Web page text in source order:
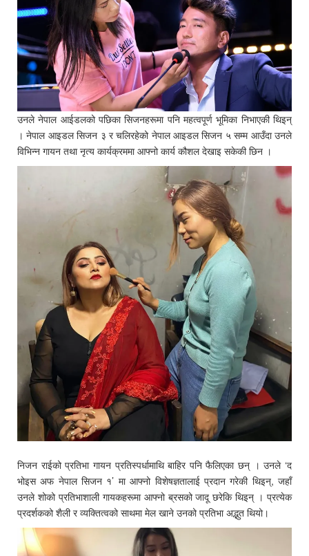
उनले नेपाल आईडलको पछिका सिजनहरूमा पनि महत्वपूर्ण भूमिका निभाएकी थिइन्
। नेपाल आइडल सिजन ३ र चलिरहेको नेपाल आइडल सिजन ५ सम्म आउँदा उनले
विभिन्न गायन तथा नृत्य कार्यक्रममा आफ्नो कार्य कौशल देखाइ सकेकी छिन ।
निजन राईको प्रतिभा गायन प्रतिस्पर्धामाथि बाहिर पनि फैलिएका छन् । उनले ‘द
भोइस अफ नेपाल सिजन १’ मा आफ्नो विशेषज्ञतालाई प्रदान गरेकी थिइन्, जहाँ
उनले शोको प्रतिभाशाली गायकहरूमा आफ्नो ब्रसको जादू छरेकि थिइन् । प्रत्येक
प्रदर्शकको शैली र व्यक्तित्वको साथमा मेल खाने उनको प्रतिभा अद्भुत थियो।